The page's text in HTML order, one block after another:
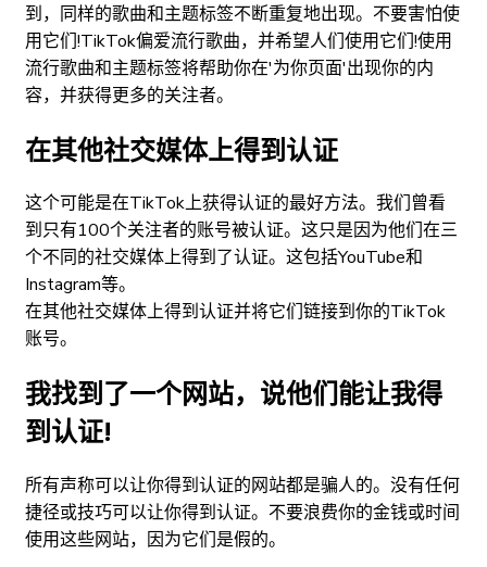
到，同样的歌曲和主题标签不断重复地出现。不要害怕使
用它们!TikTok偏爱流行歌曲，并希望人们使用它们!使用
流行歌曲和主题标签将帮助你在'为你页面'出现你的内
容，并获得更多的关注者。
在其他社交媒体上得到认证
这个可能是在TikTok上获得认证的最好方法。我们曾看
到只有100个关注者的账号被认证。这只是因为他们在三
个不同的社交媒体上得到了认证。这包括YouTube和
Instagram等。
在其他社交媒体上得到认证并将它们链接到你的TikTok
账号。
我找到了一个网站，说他们能让我得
到认证!
所有声称可以让你得到认证的网站都是骗人的。没有任何
捷径或技巧可以让你得到认证。不要浪费你的金钱或时间
使用这些网站，因为它们是假的。